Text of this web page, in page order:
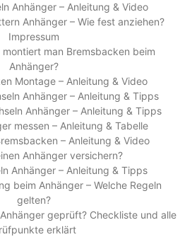
Anhänger – Anleitung & Video
Anhänger – Wie fest anziehen?
Impressum
man Bremsbacken beim
Anhänger?
Montage – Anleitung & Video
Anhänger – Anleitung & Tipps
Anhänger – Anleitung & Tipps
messen – Anleitung & Tabelle
– Anleitung & Video
Anhänger versichern?
Anhänger – Anleitung & Tipps
beim Anhänger – Welche Regeln
gelten?
geprüft? Checkliste und alle
erklärt